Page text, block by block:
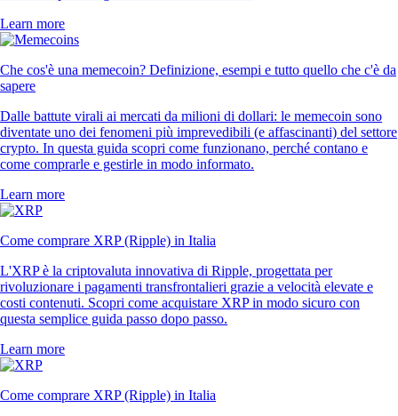
Learn more
Che cos'è una memecoin? Definizione, esempi e tutto quello che c'è da
sapere
Dalle battute virali ai mercati da milioni di dollari: le memecoin sono
diventate uno dei fenomeni più imprevedibili (e affascinanti) del settore
crypto. In questa guida scopri come funzionano, perché contano e
come comprarle e gestirle in modo informato.
Learn more
Come comprare XRP (Ripple) in Italia
L'XRP è la criptovaluta innovativa di Ripple, progettata per
rivoluzionare i pagamenti transfrontalieri grazie a velocità elevate e
costi contenuti. Scopri come acquistare XRP in modo sicuro con
questa semplice guida passo dopo passo.
Learn more
Come comprare XRP (Ripple) in Italia